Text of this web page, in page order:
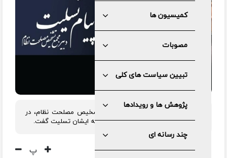
کمیسیون ها
مصوبات
تبیین سیاست های کلی
پژوهش ها و رویدادها
چند رسانه ای
دکتر محمدباقر ذوالقدر، دبیر مجمع تشخیص مصلحت نظام، در
پیامی درگذشت مادر دکتر حداد عادل را به ایشان تسلیت گفت.
پ